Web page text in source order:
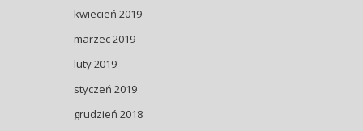
kwiecień 2019
marzec 2019
luty 2019
styczeń 2019
grudzień 2018